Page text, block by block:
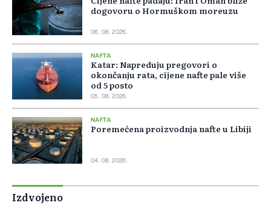
dogovoru o Hormuškom moreuzu
06. 08. 2026.
NAFTA
Katar: Napreduju pregovori o
okončanju rata, cijene nafte pale više
od 5 posto
05. 08. 2026.
NAFTA
Poremećena proizvodnja nafte u Libiji
04. 08. 2026.
Izdvojeno